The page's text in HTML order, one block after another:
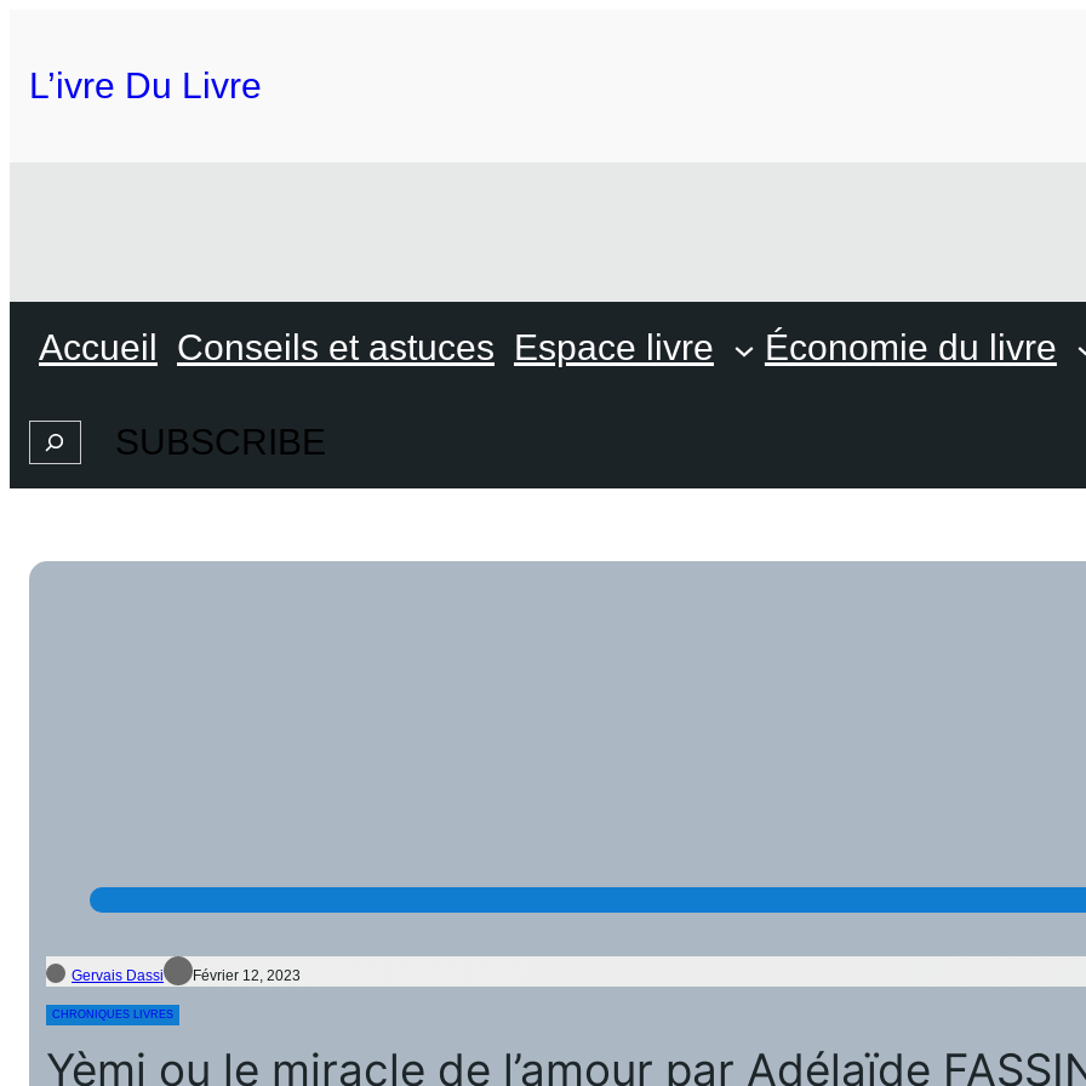
L’ivre Du Livre
Accueil Conseils et astuces Espace livre Économie du livre
SearchSUBSCRIBE
Gervais Dassi Février 12, 2023
CHRONIQUES LIVRES
Yèmi ou le miracle de l’amour par Adélaïde